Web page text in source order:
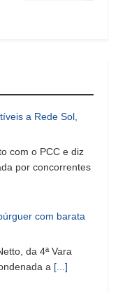
a Rede Sol,
com o PCC e diz
por concorrentes
com barata
da 4ª Vara
a [...]